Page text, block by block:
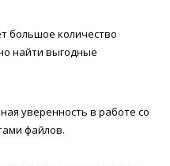
большое количество
найти выгодные
уверенность в работе со
файлов.